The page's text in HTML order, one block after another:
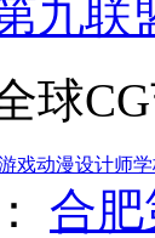
九联
球
戏动漫设计师学
合肥